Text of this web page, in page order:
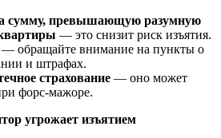
сумму, превышающую разумную
— это снизит риск изъятия.
— обращайте внимание на пункты о
и штрафах.
страхование — оно может
форс-мажоре.
угрожает изъятием